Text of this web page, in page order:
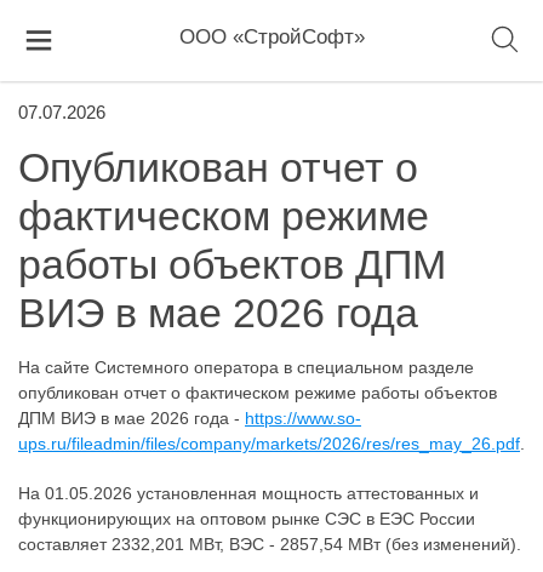
ООО «СтройСофт»
07.07.2026
Опубликован отчет о
фактическом режиме
работы объектов ДПМ
ВИЭ в мае 2026 года
На сайте Системного оператора в специальном разделе
опубликован отчет о фактическом режиме работы объектов
ДПМ ВИЭ в мае 2026 года - https://www.so-
ups.ru/fileadmin/files/company/markets/2026/res/res_may_26.pdf
На 01.05.2026 установленная мощность аттестованных и
функционирующих на оптовом рынке СЭС в ЕЭС России
составляет 2332,201 МВт, ВЭС - 2857,54 МВт (без изменений).